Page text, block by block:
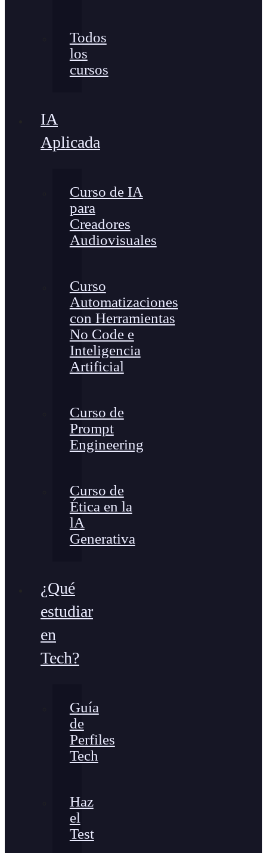
Todos
los
cursos
IA
Aplicada
Curso de IA
para
Creadores
Audiovisuales
Curso
Automatizaciones
con Herramientas
No Code e
Inteligencia
Artificial
Curso de
Prompt
Engineering
Curso de
Ética en la
lA
Generativa
¿Qué
estudiar
en
Tech?
Guía
de
Perfiles
Tech
Haz
el
Test